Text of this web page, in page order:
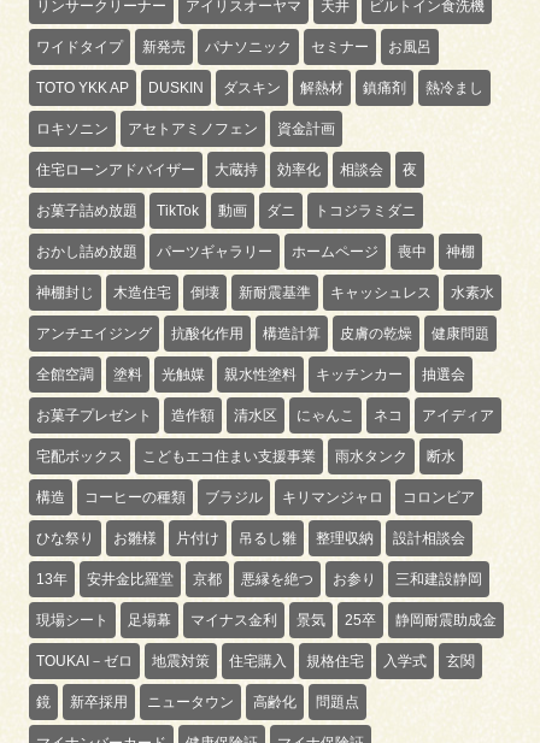
リンサークリーナー アイリスオーヤマ 天井 ビルトイン食洗機
ワイドタイプ 新発売 パナソニック セミナー お風呂
TOTO YKK AP DUSKIN ダスキン 解熱材 鎮痛剤 熱冷まし
ロキソニン アセトアミノフェン 資金計画
住宅ローンアドバイザー 大蔵持 効率化 相談会 夜
お菓子詰め放題 TikTok 動画 ダニ トコジラミダニ
おかし詰め放題 パーツギャラリー ホームページ 喪中 神棚
神棚封じ 木造住宅 倒壊 新耐震基準 キャッシュレス 水素水
アンチエイジング 抗酸化作用 構造計算 皮膚の乾燥 健康問題
全館空調 塗料 光触媒 親水性塗料 キッチンカー 抽選会
お菓子プレゼント 造作額 清水区 にゃんこ ネコ アイディア
宅配ボックス こどもエコ住まい支援事業 雨水タンク 断水
構造 コーヒーの種類 ブラジル キリマンジャロ コロンビア
ひな祭り お雛様 片付け 吊るし雛 整理収納 設計相談会
13年 安井金比羅堂 京都 悪縁を絶つ お参り 三和建設静岡
現場シート 足場幕 マイナス金利 景気 25卒 静岡耐震助成金
TOUKAI－ゼロ 地震対策 住宅購入 規格住宅 入学式 玄関
鏡 新卒採用 ニュータウン 高齢化 問題点